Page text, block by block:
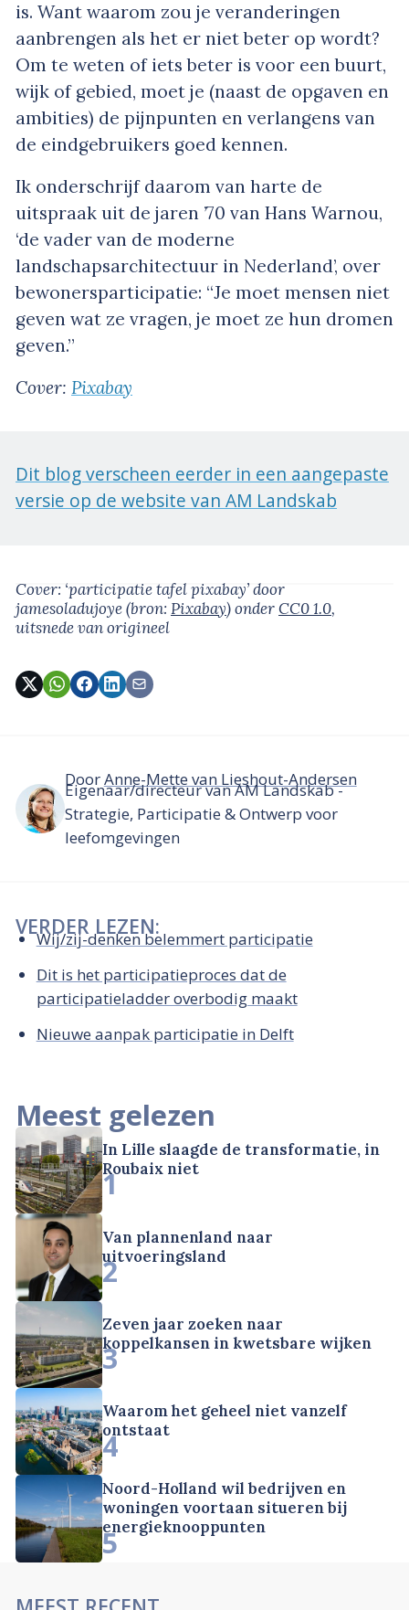
is. Want waarom zou je veranderingen
aanbrengen als het er niet beter op wordt?
Om te weten of iets beter is voor een buurt,
wijk of gebied, moet je (naast de opgaven en
ambities) de pijnpunten en verlangens van
de eindgebruikers goed kennen.
Ik onderschrijf daarom van harte de
uitspraak uit de jaren ’70 van Hans Warnou,
‘de vader van de moderne
landschapsarchitectuur in Nederland’, over
bewonersparticipatie: “Je moet mensen niet
geven wat ze vragen, je moet ze hun dromen
geven.”
Cover: Pixabay
Dit blog verscheen eerder in een aangepaste
versie op de website van AM Landskab
Cover: ‘participatie tafel pixabay’door
jamesoladujoye(bron: Pixabay)onderCC0 1.0,
uitsnede van origineel
DoorAnne-Mette van Lieshout-Andersen
Eigenaar/directeur van AM Landskab -
Strategie, Participatie & Ontwerp voor
leefomgevingen
VERDER LEZEN:
Wij/zij-denken belemmert participatie
Dit is het participatieproces dat de
participatieladder overbodig maakt
Nieuwe aanpak participatie in Delft
Meest gelezen
In Lille slaagde de transformatie, in
Roubaix niet
1
Van plannenland naar
uitvoeringsland
2
Zeven jaar zoeken naar
koppelkansen in kwetsbare wijken
3
Waarom het geheel niet vanzelf
ontstaat
4
Noord-Holland wil bedrijven en
woningen voortaan situeren bij
energieknooppunten
5